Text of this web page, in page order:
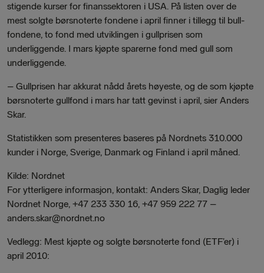
stigende kurser for finanssektoren i USA. På listen over de
mest solgte børsnoterte fondene i april finner i tillegg til bull-
fondene, to fond med utviklingen i gullprisen som
underliggende. I mars kjøpte sparerne fond med gull som
underliggende.
– Gullprisen har akkurat nådd årets høyeste, og de som kjøpte
børsnoterte gullfond i mars har tatt gevinst i april, sier Anders
Skar.
Statistikken som presenteres baseres på Nordnets 310.000
kunder i Norge, Sverige, Danmark og Finland i april måned.
Kilde: Nordnet
For ytterligere informasjon, kontakt: Anders Skar, Daglig leder
Nordnet Norge, +47 233 330 16, +47 959 222 77 –
anders.skar@nordnet.no
Vedlegg: Mest kjøpte og solgte børsnoterte fond (ETF’er) i
april 2010: